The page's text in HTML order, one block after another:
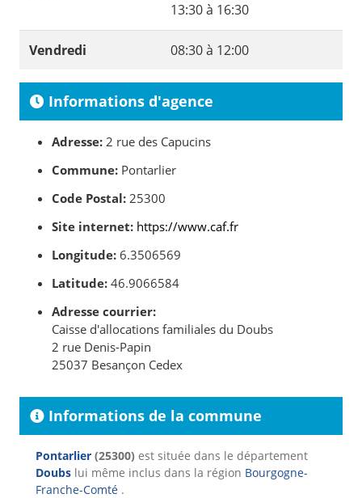
13:30 à 16:30
Vendredi 08:30 à 12:00
Informations d'agence
Adresse: 2 rue des Capucins
Commune: Pontarlier
Code Postal: 25300
Site internet: https://www.caf.fr
Longitude: 6.3506569
Latitude: 46.9066584
Adresse courrier:
Caisse d'allocations familiales du Doubs
2 rue Denis-Papin
25037 Besançon Cedex
Informations de la commune
Pontarlier (25300) est située dans le département
Doubs lui même inclus dans la région Bourgogne-
Franche-Comté .